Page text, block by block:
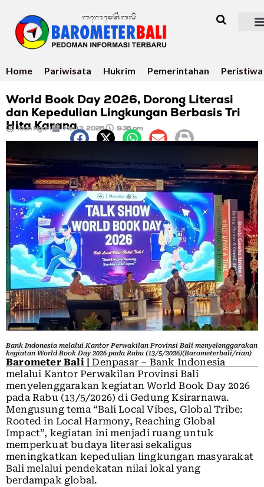
Home Pariwisata Hukrim Pemerintahan Peristiwa
World Book Day 2026, Dorong Literasi
dan Kepedulian Lingkungan Berbasis Tri
Hita Karana
Rian Ngari Mei 13, 2026 9:36 pm
Bank Indonesia melalui Kantor Perwakilan Provinsi Bali menyelenggarakan
kegiatan World Book Day 2026 pada Rabu (13/5/2026)(Barometerbali/rian)
Barometer Bali | Denpasar – Bank Indonesia
melalui Kantor Perwakilan Provinsi Bali
menyelenggarakan kegiatan World Book Day 2026
pada Rabu (13/5/2026) di Gedung Ksirarnawa.
Mengusung tema “Bali Local Vibes, Global Tribe:
Rooted in Local Harmony, Reaching Global
Impact”, kegiatan ini menjadi ruang untuk
memperkuat budaya literasi sekaligus
meningkatkan kepedulian lingkungan masyarakat
Bali melalui pendekatan nilai lokal yang
berdampak global.